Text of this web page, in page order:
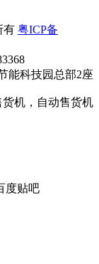
有 粤ICP备
能科技园总部2座
货机，自动售货机
度贴吧